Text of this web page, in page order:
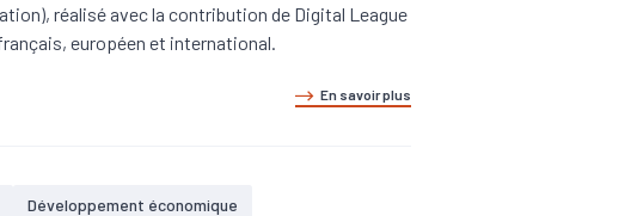
réalisé avec la contribution de Digital League
européen et international.
En savoir plus
Développement économique